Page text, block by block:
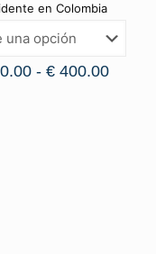
en Colombia
- € 400.00